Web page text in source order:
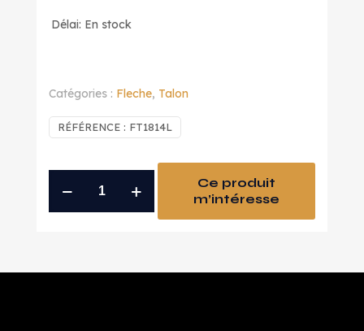
Délai: En stock
Catégories : Fleche, Talon
RÉFÉRENCE : FT1814L
Ce produit
m’intéresse